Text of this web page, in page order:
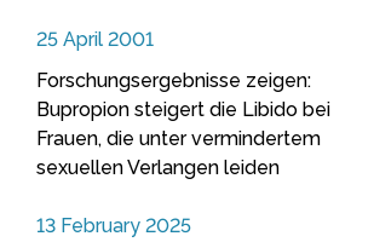
25 April 2001
Forschungsergebnisse zeigen:
Bupropion steigert die Libido bei
Frauen, die unter vermindertem
sexuellen Verlangen leiden
13 February 2025